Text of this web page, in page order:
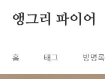
앵그리 파이어
홈 태그 방명록